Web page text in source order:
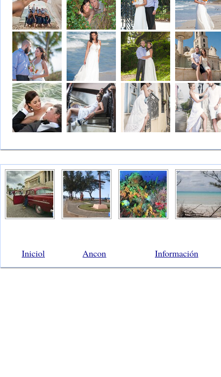
Iniciol Ancon Información